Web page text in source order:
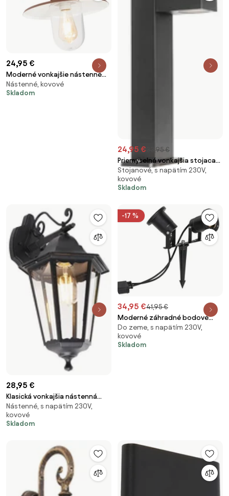
24,95 €
Moderné vonkajšie nástenné
svietidlo hrdzavohnedá IP44 -
Kansas
Nástenné, kovové
Skladom
24,95 € 33,95 €
Priemyselná vonkajšia stojaca
lampa čierna 35 cm IP44 -
Baleno
Stojanové, s napätím 230V,
kovové
Skladom
28,95 €
Klasická vonkajšia nástenná
lampa čierna IP44 - Havana
Down
Nástenné, s napätím 230V,
kovové
Skladom
-17 %
34,95 €41,95 €
Moderné záhradné bodové
svietidlo čierne vrátane kábla a
zástrčky 150 cm 2-svetlá IP65 -
Basic
Do zeme, s napätím 230V,
kovové
Skladom